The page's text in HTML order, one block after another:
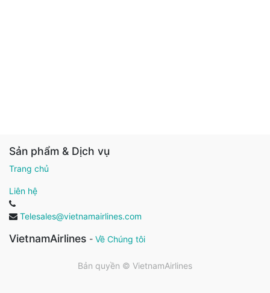
Sản phẩm & Dịch vụ
Trang chủ
Liên hệ
Telesales@vietnamairlines.com
VietnamAirlines - Về Chúng tôi
Bản quyền © VietnamAirlines